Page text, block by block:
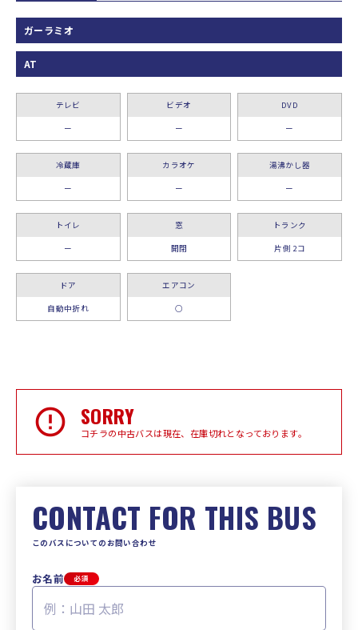
ガーラミオ
AT
テレビ
ー
ビデオ
ー
DVD
ー
冷蔵庫
ー
カラオケ
ー
湯沸かし器
ー
トイレ
ー
窓
開閉
トランク
片側 2コ
ドア
自動中折れ
エアコン
○
SORRY
コチラの中古バスは現在、在庫切れとなっております。
CONTACT FOR THIS BUS
このバスについてのお問い合わせ
お名前 必須